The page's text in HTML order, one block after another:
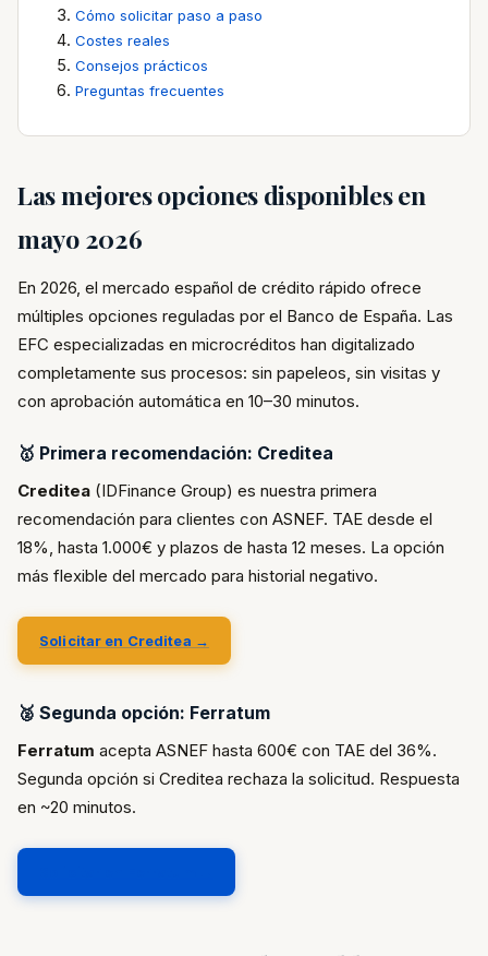
Cómo solicitar paso a paso
Costes reales
Consejos prácticos
Preguntas frecuentes
Las mejores opciones disponibles en
mayo 2026
En 2026, el mercado español de crédito rápido ofrece
múltiples opciones reguladas por el Banco de España. Las
EFC especializadas en microcréditos han digitalizado
completamente sus procesos: sin papeleos, sin visitas y
con aprobación automática en 10–30 minutos.
🥇 Primera recomendación: Creditea
Creditea (IDFinance Group) es nuestra primera
recomendación para clientes con ASNEF. TAE desde el
18%, hasta 1.000€ y plazos de hasta 12 meses. La opción
más flexible del mercado para historial negativo.
Solicitar en Creditea →
🥈 Segunda opción: Ferratum
Ferratum acepta ASNEF hasta 600€ con TAE del 36%.
Segunda opción si Creditea rechaza la solicitud. Respuesta
en ~20 minutos.